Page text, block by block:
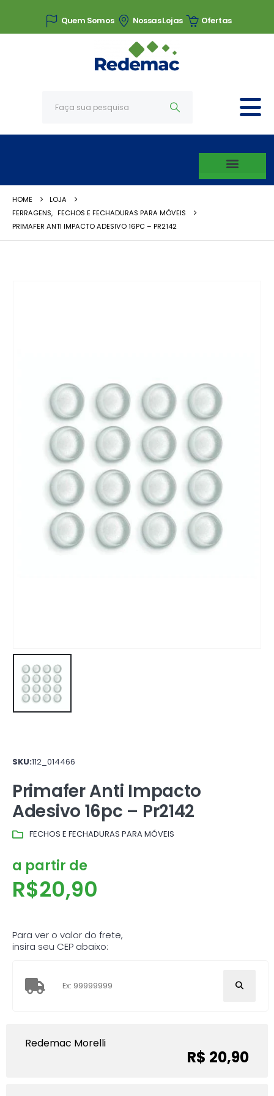
Quem Somos Nossas Lojas Ofertas
HOME
LOJA
FERRAGENS, FECHOS E FECHADURAS PARA MÓVEIS
PRIMAFER ANTI IMPACTO ADESIVO 16PC – PR2142
SKU:112_014466
Primafer Anti Impacto
Adesivo 16pc – Pr2142
FECHOS E FECHADURAS PARA MÓVEIS
a partir de
R$20,90
Para ver o valor do frete,
insira seu CEP abaixo:
Redemac Morelli
R$ 20,90